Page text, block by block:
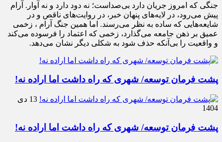
جنگی که امروز جریان دارد بی‌صداست؛ نه دود دارد و نه آوار. آرام
پیش می‌رود، در لایه‌های پنهان خبر، در روایت‌های ناقص و در
شایعه‌هایی که ساده به نظر می‌رسند. اما همین جنگ آرام ، زخمی
عمیق بر ذهن جامعه می‌گذارد، زخمی که اعتماد را فرسوده می‌کند
و واقعیت را بی‌آنکه حذف شود به شکلی دیگر نشان می‌دهد.
پشت فرمان توسعه/ شهری که راه داشت اما اراده نه!
13 دی
1404
پشت فرمان توسعه/ شهری که راه داشت اما اراده نه!